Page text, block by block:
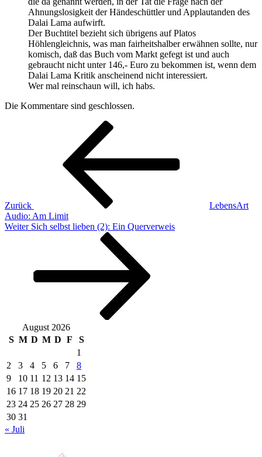
Ahnungslosigkeit der Händeschüttler und Applautanden des
Dalai Lama aufwirft.
Der Buchtitel bezieht sich übrigens auf Platos
Höhlengleichnis, was man fairheitshalber erwähnen sollte, nur
komisch, daß das Buch vom Markt gefegt ist und auch
gebraucht nicht unter 146,- Euro zu bekommen ist, wenn dem
Dalai Lama Kritik anscheinend nicht interessiert.
Wer mal reinschaun will, ich habs.
Die Kommentare sind geschlossen.
Beitragsnavigation
Zurück
LebensArt
Audio: Am Limit
Nächster
Weiter Sich selbst lieben (2): Ein Querverweis
August 2026
S M D M D F
S
1
2
3 4 5 6 7
8
9
10 11 12 13 14 15
16 17 18 19 20 21 22
23 24 25 26 27 28 29
30 31
« Juli